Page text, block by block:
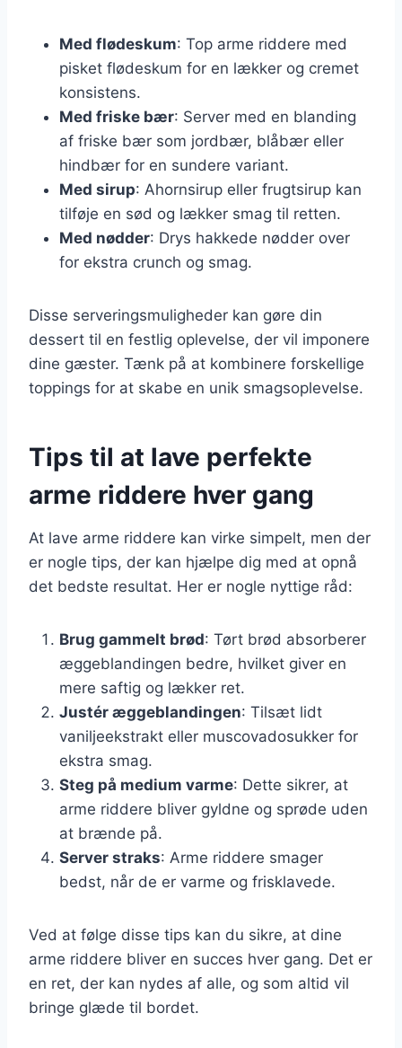
Med flødeskum: Top arme riddere med
pisket flødeskum for en lækker og cremet
konsistens.
Med friske bær: Server med en blanding
af friske bær som jordbær, blåbær eller
hindbær for en sundere variant.
Med sirup: Ahornsirup eller frugtsirup kan
tilføje en sød og lækker smag til retten.
Med nødder: Drys hakkede nødder over
for ekstra crunch og smag.
Disse serveringsmuligheder kan gøre din
dessert til en festlig oplevelse, der vil imponere
dine gæster. Tænk på at kombinere forskellige
toppings for at skabe en unik smagsoplevelse.
Tips til at lave perfekte
arme riddere hver gang
At lave arme riddere kan virke simpelt, men der
er nogle tips, der kan hjælpe dig med at opnå
det bedste resultat. Her er nogle nyttige råd:
Brug gammelt brød: Tørt brød absorberer
æggeblandingen bedre, hvilket giver en
mere saftig og lækker ret.
Justér æggeblandingen: Tilsæt lidt
vaniljeekstrakt eller muscovadosukker for
ekstra smag.
Steg på medium varme: Dette sikrer, at
arme riddere bliver gyldne og sprøde uden
at brænde på.
Server straks: Arme riddere smager
bedst, når de er varme og frisklavede.
Ved at følge disse tips kan du sikre, at dine
arme riddere bliver en succes hver gang. Det er
en ret, der kan nydes af alle, og som altid vil
bringe glæde til bordet.